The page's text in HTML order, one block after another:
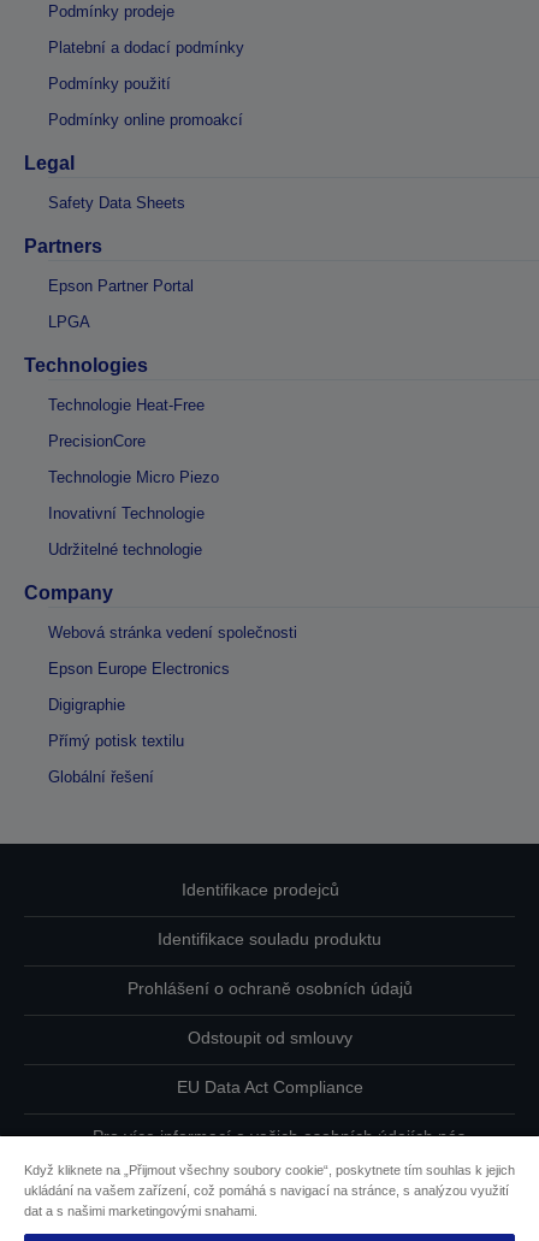
Podmínky prodeje
Platební a dodací podmínky
Podmínky použití
Podmínky online promoakcí
Legal
Safety Data Sheets
Partners
Epson Partner Portal
LPGA
Technologies
Technologie Heat-Free
PrecisionCore
Technologie Micro Piezo
Inovativní Technologie
Udržitelné technologie
Company
Webová stránka vedení společnosti
Epson Europe Electronics
Digigraphie
Přímý potisk textilu
Globální řešení
Identifikace prodejců
Identifikace souladu produktu
Prohlášení o ochraně osobních údajů
Odstoupit od smlouvy
EU Data Act Compliance
Pro více informací o vašich osobních údajích nás
Informace o souborech cookie
Když kliknete na „Přijmout všechny soubory cookie“, poskytnete tím souhlas k jejich
ukládání na vašem zařízení, což pomáhá s navigací na stránce, s analýzou využití
dat a s našimi marketingovými snahami.